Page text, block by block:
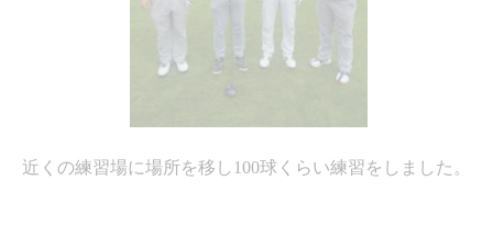
近くの練習場に場所を移し 100球くらい練習を しました。